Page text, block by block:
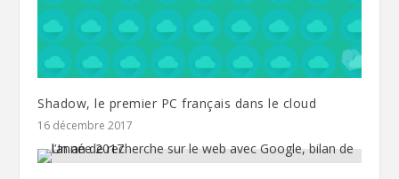
Shadow, le premier PC français dans le cloud
16 décembre 2017